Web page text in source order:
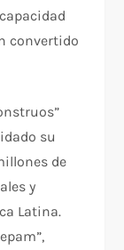
convertido
su
de
y
Latina.